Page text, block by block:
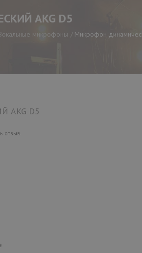
AKG D5
микрофоны Микрофон
D5
отзыв